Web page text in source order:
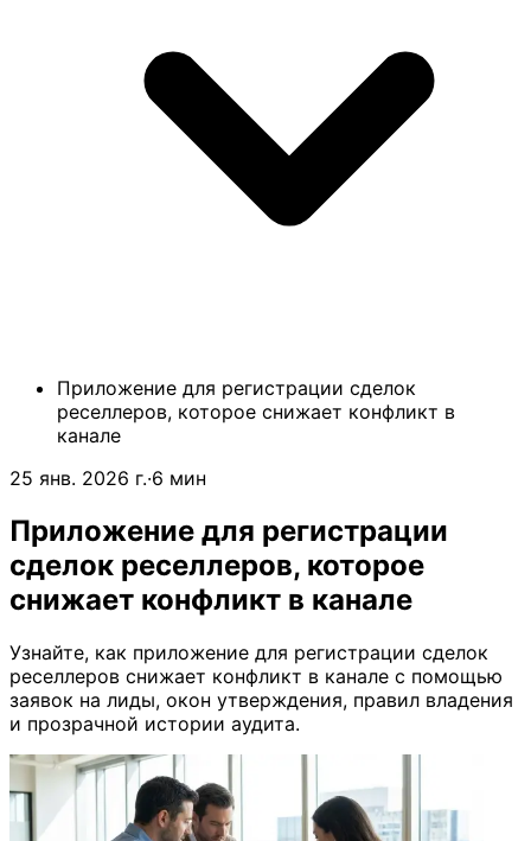
Приложение для регистрации сделок
реселлеров, которое снижает конфликт в
канале
25 янв. 2026 г.·6 мин
Приложение для регистрации
сделок реселлеров, которое
снижает конфликт в канале
Узнайте, как приложение для регистрации сделок
реселлеров снижает конфликт в канале с помощью
заявок на лиды, окон утверждения, правил владения
и прозрачной истории аудита.